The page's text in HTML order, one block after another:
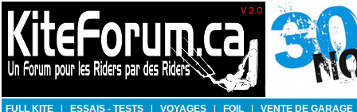
FULL KITE ESSAIS - TESTS VOYAGES FOIL VENTE DE GARAGE